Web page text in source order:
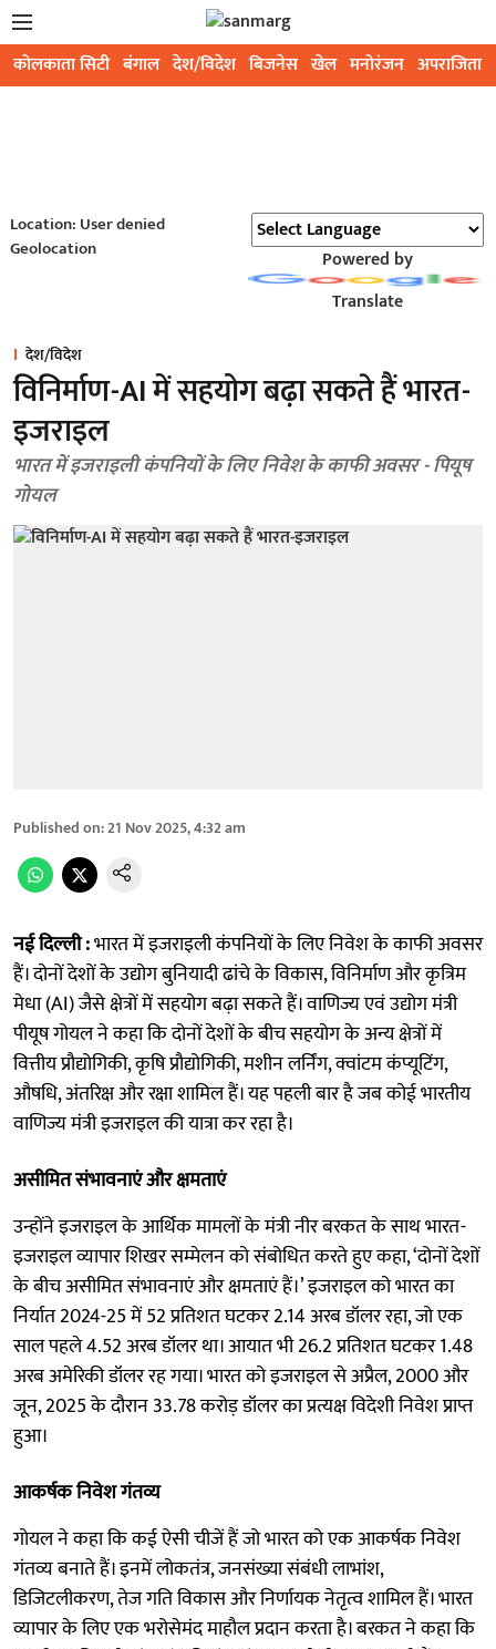
कोलकाता सिटी बंगाल देश/विदेश बिजनेस खेल मनोरंजन अपराजिता
Location: User denied
Geolocation
Powered by
Translate
देश/विदेश
विनिर्माण-AI में सहयोग बढ़ा सकते हैं भारत-
इजराइल
भारत में इजराइली कंपनियों के लिए निवेश के काफी अवसर - पियूष
गोयल
Published on:21 Nov 2025, 4:32 am
नई दिल्ली :भारत में इजराइली कंपनियों के लिए निवेश के काफी अवसर
हैं। दोनों देशों के उद्योग बुनियादी ढांचे के विकास, विनिर्माण और कृत्रिम
मेधा (AI) जैसे क्षेत्रों में सहयोग बढ़ा सकते हैं। वाणिज्य एवं उद्योग मंत्री
पीयूष गोयल ने कहा कि दोनों देशों के बीच सहयोग के अन्य क्षेत्रों में
वित्तीय प्रौद्योगिकी, कृषि प्रौद्योगिकी, मशीन लर्निंग, क्वांटम कंप्यूटिंग,
औषधि, अंतरिक्ष और रक्षा शामिल हैं। यह पहली बार है जब कोई भारतीय
वाणिज्य मंत्री इजराइल की यात्रा कर रहा है।
असीमित संभावनाएं और क्षमताएं
उन्होंने इजराइल के आर्थिक मामलों के मंत्री नीर बरकत के साथ भारत-
इजराइल व्यापार शिखर सम्मेलन को संबोधित करते हुए कहा, ‘दोनों देशों
के बीच असीमित संभावनाएं और क्षमताएं हैं।’ इजराइल को भारत का
निर्यात 2024-25 में 52 प्रतिशत घटकर 2.14 अरब डॉलर रहा, जो एक
साल पहले 4.52 अरब डॉलर था। आयात भी 26.2 प्रतिशत घटकर 1.48
अरब अमेरिकी डॉलर रह गया। भारत को इजराइल से अप्रैल, 2000 और
जून, 2025 के दौरान 33.78 करोड़ डॉलर का प्रत्यक्ष विदेशी निवेश प्राप्त
हुआ।
आकर्षक निवेश गंतव्य
गोयल ने कहा कि कई ऐसी चीजें हैं जो भारत को एक आकर्षक निवेश
गंतव्य बनाते हैं। इनमें लोकतंत्र, जनसंख्या संबंधी लाभांश,
डिजिटलीकरण, तेज गति विकास और निर्णायक नेतृत्व शामिल हैं। भारत
व्यापार के लिए एक भरोसेमंद माहौल प्रदान करता है। बरकत ने कहा कि